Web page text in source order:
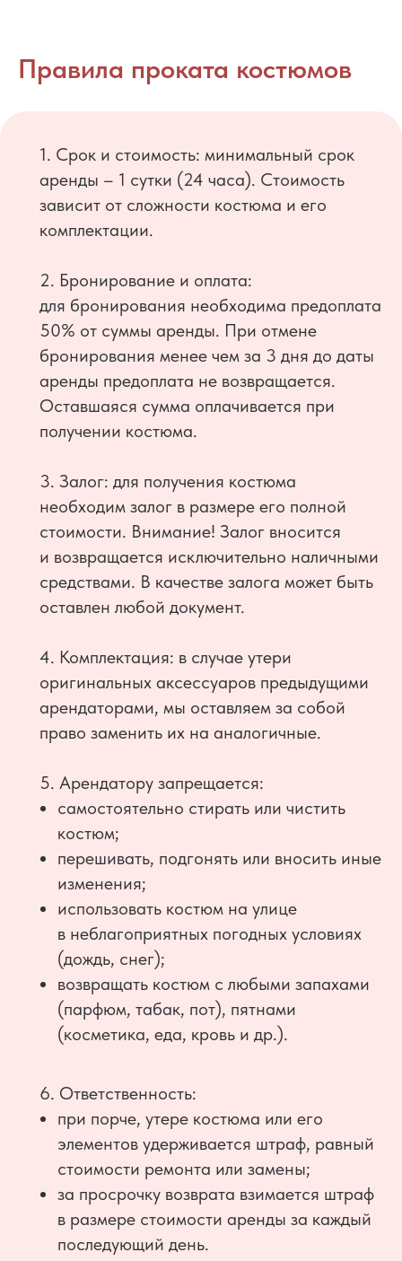
Правила проката костюмов
1. Срок и стоимость: минимальный срок
аренды – 1 сутки (24 часа). Стоимость
зависит от сложности костюма и его
комплектации.
2. Бронирование и оплата:
для бронирования необходима предоплата
50% от суммы аренды. При отмене
бронирования менее чем за 3 дня до даты
аренды предоплата не возвращается.
Оставшаяся сумма оплачивается при
получении костюма.
3. Залог: для получения костюма
необходим залог в размере его полной
стоимости. Внимание! Залог вносится
и возвращается исключительно наличными
средствами. В качестве залога может быть
оставлен любой документ.
4. Комплектация: в случае утери
оригинальных аксессуаров предыдущими
арендаторами, мы оставляем за собой
право заменить их на аналогичные.
5. Арендатору запрещается:
самостоятельно стирать или чистить
костюм;
перешивать, подгонять или вносить иные
изменения;
использовать костюм на улице
в неблагоприятных погодных условиях
(дождь, снег);
возвращать костюм с любыми запахами
(парфюм, табак, пот), пятнами
(косметика, еда, кровь и др.).
6. Ответственность:
при порче, утере костюма или его
элементов удерживается штраф, равный
стоимости ремонта или замены;
за просрочку возврата взимается штраф
в размере стоимости аренды за каждый
последующий день.